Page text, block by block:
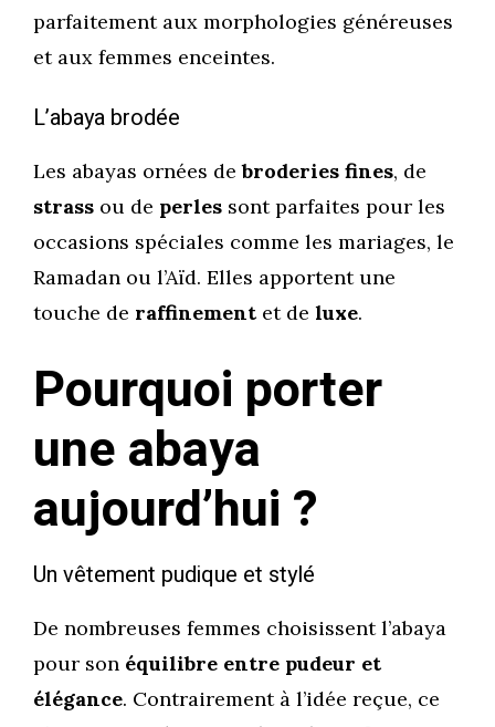
parfaitement aux morphologies généreuses
et aux femmes enceintes.
L’abaya brodée
Les abayas ornées debroderies fines, de
strass ou de perles sont parfaites pour les
occasions spéciales comme les mariages, le
Ramadan ou l’Aïd. Elles apportent une
touche de raffinement et de luxe.
Pourquoi porter
une abaya
aujourd’hui ?
Un vêtement pudique et stylé
De nombreuses femmes choisissent l’abaya
pour son équilibre entre pudeur et
élégance. Contrairement à l’idée reçue, ce